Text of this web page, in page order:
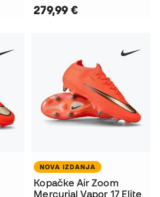
279,99 €
NOVA IZDANJA
Kopačke Air Zoom
Mercurial Vapor 17 Elite